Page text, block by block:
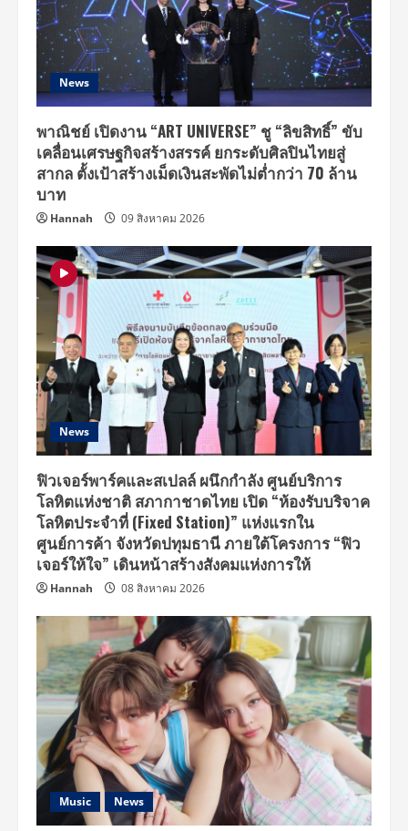
News
พาณิชย์ เปิดงาน “ART UNIVERSE” ชู “ลิขสิทธิ์” ขับ
เคลื่อนเศรษฐกิจสร้างสรรค์ ยกระดับศิลปินไทยสู่
สากล ตั้งเป้าสร้างเม็ดเงินสะพัดไม่ต่ำกว่า 70 ล้าน
บาท
Hannah 09 สิงหาคม 2026
News
ฟิวเจอร์พาร์คและสเปลล์ ผนึกกำลัง ศูนย์บริการ
โลหิตแห่งชาติ สภากาชาดไทย เปิด “ห้องรับบริจาค
โลหิตประจำที่ (Fixed Station)” แห่งแรกใน
ศูนย์การค้า จังหวัดปทุมธานี ภายใต้โครงการ “ฟิว
เจอร์ให้ใจ” เดินหน้าสร้างสังคมแห่งการให้
Hannah 08 สิงหาคม 2026
Music News